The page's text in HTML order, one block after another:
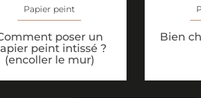
Papier peint
poser un
peint intissé ?
(encoller le mur)
Bien